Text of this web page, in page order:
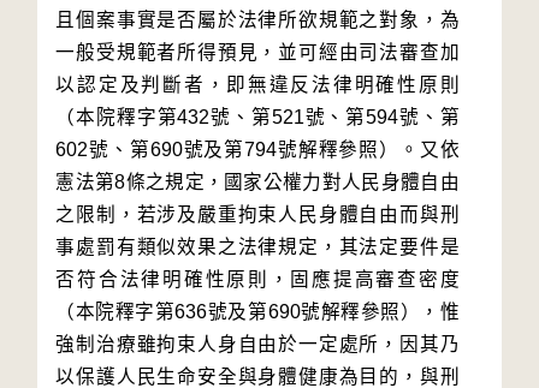
且個案事實是否屬於法律所欲規範之對象，為
一般受規範者所得預見，並可經由司法審查加
以認定及判斷者，即無違反法律明確性原則
（本院釋字第432號、第521號、第594號、第
602號、第690號及第794號解釋參照）。又依
憲法第8條之規定，國家公權力對人民身體自由
之限制，若涉及嚴重拘束人民身體自由而與刑
事處罰有類似效果之法律規定，其法定要件是
否符合法律明確性原則，固應提高審查密度
（本院釋字第636號及第690號解釋參照），惟
強制治療雖拘束人身自由於一定處所，因其乃
以保護人民生命安全與身體健康為目的，與刑